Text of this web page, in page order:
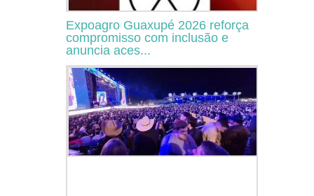
Expoagro Guaxupé 2026 reforça
compromisso com inclusão e
anuncia aces...